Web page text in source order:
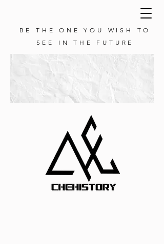
BE THE ONE YOU WISH TO
SEE IN THE FUTURE